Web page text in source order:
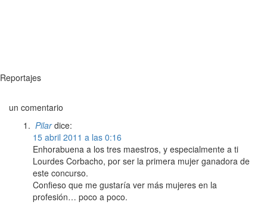
Reportajes
un comentario
Pilar dice:
15 abril 2011 a las 0:16
Enhorabuena a los tres maestros, y especialmente a ti
Lourdes Corbacho, por ser la primera mujer ganadora de
este concurso.
Confieso que me gustaría ver más mujeres en la
profesión… poco a poco.